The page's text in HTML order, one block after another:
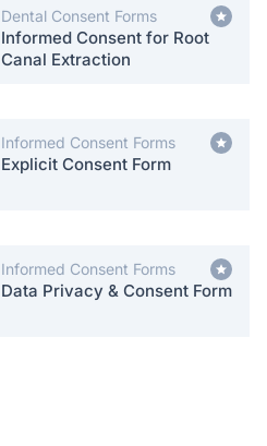
Dental Consent Forms
Informed Consent for Root
Canal Extraction
Informed Consent Forms
Explicit Consent Form
Informed Consent Forms
Data Privacy & Consent Form